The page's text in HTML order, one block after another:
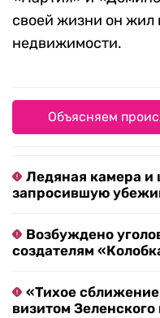
своей жизни он жил
недвижимости.
Объясняем
Ледяная камера
запросившую
Возбуждено
создателям
«Тихое
визитом